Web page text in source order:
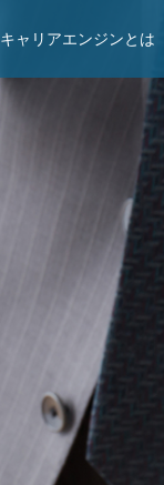
キャリアエンジンとは